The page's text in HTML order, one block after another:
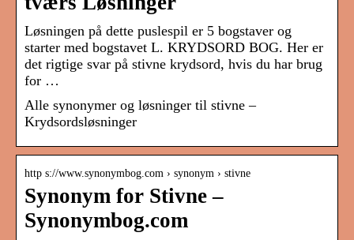
Løsningen på dette puslespil er 5 bogstaver og
starter med bogstavet L. KRYDSORD BOG. Her er
det rigtige svar på stivne krydsord, hvis du har brug
for …
Alle synonymer og løsninger til stivne –
Krydsordsløsninger
http s://www.synonymbog.com › synonym › stivne
Synonym for Stivne –
Synonymbog.com